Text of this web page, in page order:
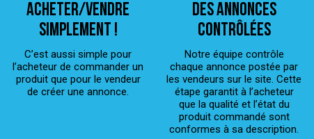
ACHETER/VENDRE
simplement !
C’est aussi simple pour
l’acheteur de commander un
produit que pour le vendeur
de créer une annonce.
Des annonces
contrôlées
Notre équipe contrôle
chaque annonce postée par
les vendeurs sur le site. Cette
étape garantit à l’acheteur
que la qualité et l’état du
produit commandé sont
conformes à sa description.